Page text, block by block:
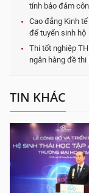
tính bảo đảm
Cao đẳng Kinh
để tuyển sinh hộ
Thi tốt nghiệp
ngân hàng đề
TIN KHÁC